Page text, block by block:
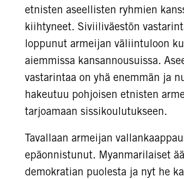
etnisten aseellisten ryhmien
kiihtyneet. Siviiliväestön
loppunut armeijan väliintuloon
aiemmissa kansannousuissa.
vastarintaa on yhä enemmän ja
hakeutuu pohjoisen etnisten
tarjoamaan sissikoulutukseen.
Tavallaan armeijan
epäonnistunut. Myanmarilaiset
demokratian puolesta ja nyt he